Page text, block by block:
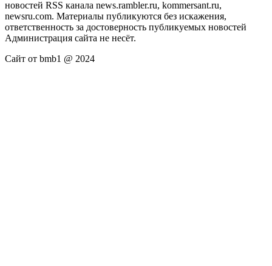
новостей RSS канала news.rambler.ru, kommersant.ru,
newsru.com. Материалы публикуются без искажения,
ответственность за достоверность публикуемых новостей
Администрация сайта не несёт.
Сайт от bmb1 @ 2024